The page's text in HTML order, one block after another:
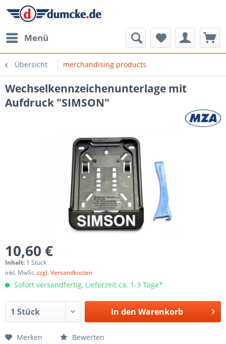
Menü
Übersicht merchandising products
Wechselkennzeichenunterlage mit
Aufdruck "SIMSON"
10,60 €
Inhalt: 1 Stück
inkl. MwSt.zzgl. Versandkosten
Sofort versandfertig, Lieferzeit ca. 1-3 Tage*
In den Warenkorb
Merken Bewerten